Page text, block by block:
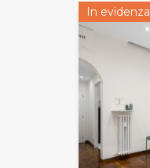
In evidenza